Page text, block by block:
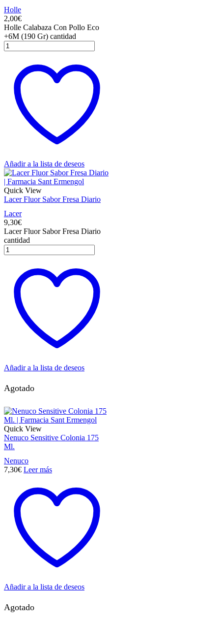
Holle
2,00€
Holle Calabaza Con Pollo Eco
+6M (190 Gr) cantidad
Añadir a la lista de deseos
Quick View
Lacer Fluor Sabor Fresa Diario
Lacer
9,30€
Lacer Fluor Sabor Fresa Diario
cantidad
Añadir a la lista de deseos
Agotado
Quick View
Nenuco Sensitive Colonia 175
Ml.
Nenuco
7,30€ Leer más
Añadir a la lista de deseos
Agotado